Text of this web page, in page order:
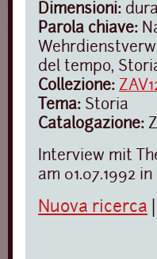
Dimensioni:
Parola chiave:
del tempo,
Collezione:
Tema: Storia
Catalogazione:
Interview mit
am 01.07.1992
Nuova ricerca